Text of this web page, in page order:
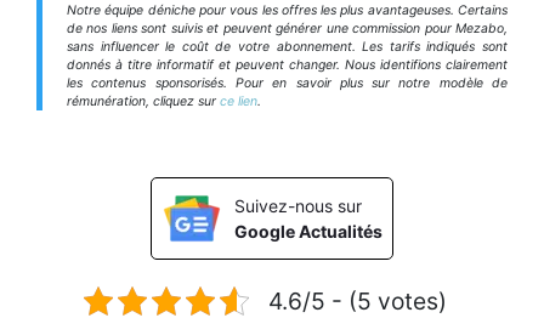
Notre équipe déniche pour vous les offres les plus avantageuses. Certains
de nos liens sont suivis et peuvent générer une commission pour Mezabo,
sans influencer le coût de votre abonnement. Les tarifs indiqués sont
donnés à titre informatif et peuvent changer. Nous identifions clairement
les contenus sponsorisés. Pour en savoir plus sur notre modèle de
rémunération, cliquez sur ce lien
Suivez-nous sur
Google Actualités
4.6/5 - (5 votes)